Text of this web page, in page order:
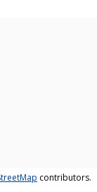
contributors.